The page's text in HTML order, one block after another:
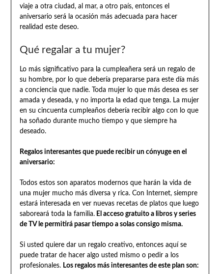
viaje a otra ciudad, al mar, a otro país, entonces el
aniversario será la ocasión más adecuada para hacer
realidad este deseo.
Qué regalar a tu mujer?
Lo más significativo para la cumpleañera será un regalo de
su hombre, por lo que debería prepararse para este día más
a conciencia que nadie. Toda mujer lo que más desea es ser
amada y deseada, y no importa la edad que tenga. La mujer
en su cincuenta cumpleaños debería recibir algo con lo que
ha soñado durante mucho tiempo y que siempre ha
deseado.
Regalos interesantes que puede recibir un cónyuge en el
aniversario:
Todos estos son aparatos modernos que harán la vida de
una mujer mucho más diversa y rica. Con Internet, siempre
estará interesada en ver nuevas recetas de platos que luego
saboreará toda la familia.El acceso gratuito a libros y series
de TV le permitirá pasar tiempo a solas consigo misma.
Si usted quiere dar un regalo creativo, entonces aquí se
puede tratar de hacer algo usted mismo o pedir a los
profesionales. Los regalos más interesantes de este plan son: